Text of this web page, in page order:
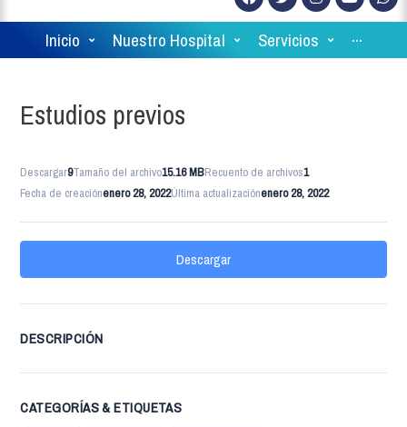
Inicio Nuestro Hospital Servicios ···
Estudios previos
Descargar9Tamaño del archivo15.16 MBRecuento de archivos1
Fecha de creaciónenero 28, 2022Última actualizaciónenero 28, 2022
Descargar
DESCRIPCIÓN
CATEGORÍAS & ETIQUETAS